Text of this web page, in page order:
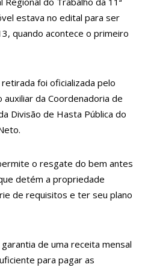
SES-AM orienta sobre
adequado da doença
em greve e cobram reajuste
de 25%
gravados pelos dançarinos da
de Dança Caprichoso (CDC)
a pedido do prefeito de
sem sexo e revela como se
namoro com Lucas: “Não
mortos em carro no
de SP
após não pegar buquê em
estava no edital para ser
quando acontece o primeiro
foi oficializada pelo
da Coordenadoria de
Divisão de Hasta Pública do
o resgate do bem antes
detém a propriedade
de requisitos e ter seu plano
de uma receita mensal
para pagar as